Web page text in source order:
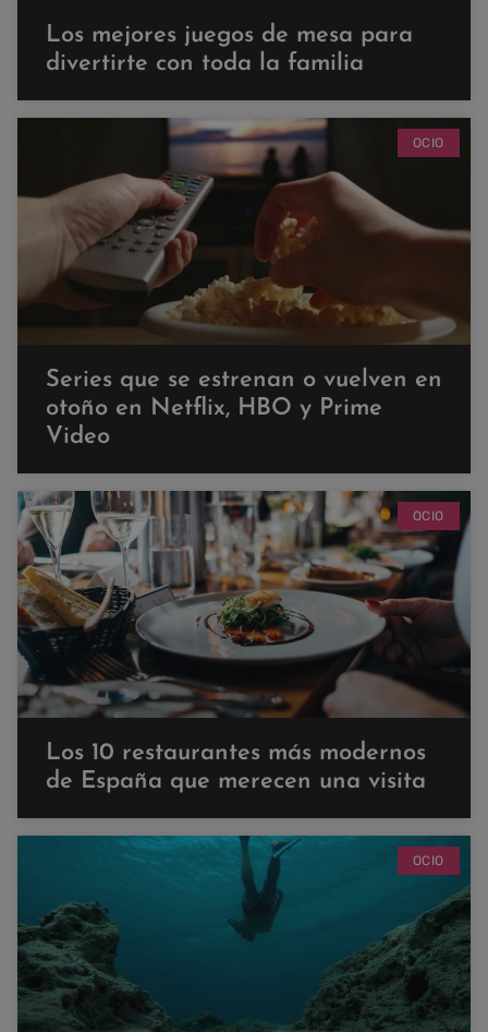
Los mejores juegos de mesa para
divertirte con toda la familia
OCIO
Series que se estrenan o vuelven en
otoño en Netflix, HBO y Prime
Video
OCIO
Los 10 restaurantes más modernos
de España que merecen una visita
OCIO